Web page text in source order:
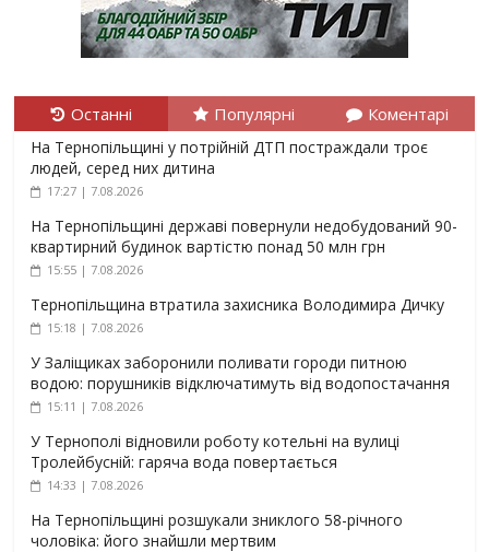
Останні Популярні Коментарі
На Тернопільщині у потрійній ДТП постраждали троє
людей, серед них дитина
17:27 | 7.08.2026
На Тернопільщині державі повернули недобудований 90-
квартирний будинок вартістю понад 50 млн грн
15:55 | 7.08.2026
Тернопільщина втратила захисника Володимира Дичку
15:18 | 7.08.2026
У Заліщиках заборонили поливати городи питною
водою: порушників відключатимуть від водопостачання
15:11 | 7.08.2026
У Тернополі відновили роботу котельні на вулиці
Тролейбусній: гаряча вода повертається
14:33 | 7.08.2026
На Тернопільщині розшукали зниклого 58-річного
чоловіка: його знайшли мертвим